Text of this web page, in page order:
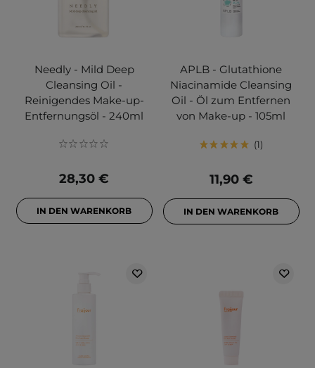
Needly - Mild Deep
Cleansing Oil -
Reinigendes Make-up-
Entfernungsöl - 240ml
28,30 €
IN DEN WARENKORB
APLB - Glutathione
Niacinamide Cleansing
Oil - Öl zum Entfernen
von Make-up - 105ml
1
11,90 €
IN DEN WARENKORB